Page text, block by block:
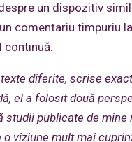
un dispozitiv
comentariu timpuriu
continuă:
diferite, scrise
el a folosit două
studii publicate de mine
o viziune mult mai